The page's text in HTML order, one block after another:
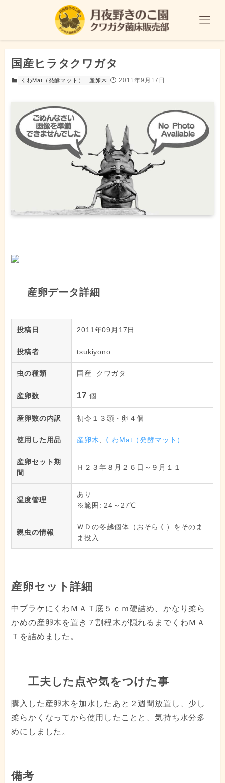
国産ヒラタクワガタ
くわMat（発酵マット） 産卵木 2011年9月17日
産卵データ詳細
投稿日 2011年09月17日
投稿者 tsukiyono
虫の種類 国産_クワガタ
産卵数 17 個
産卵数の内訳 初令１３頭・卵４個
使用した用品 産卵木, くわMat（発酵マット）
産卵セット期
間
Ｈ２３年８月２６日～９月１１
温度管理
あり
※範囲: 24～27℃
親虫の情報
ＷＤの冬越個体（おそらく）をそのま
ま投入
産卵セット詳細
中プラケにくわＭＡＴ底５ｃｍ硬詰め、かなり柔ら
かめの産卵木を置き７割程木が隠れるまでくわＭＡ
Ｔを詰めました。
工夫した点や気をつけた事
購入した産卵木を加水したあと２週間放置し、少し
柔らかくなってから使用したことと、気持ち水分多
めにしました。
備考